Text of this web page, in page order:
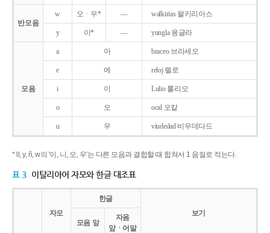
반모음
w 오ㆍ우* ― walkirias 왈키리아스
y 이* ― yungla 융글라
모음
a 아 braceo 브라세오
e 에 reloj 렐로
i 이 Lulio 룰리오
o 오 ocal 오칼
u 우 viudedad 비우데다드
* ll, y, ñ, w의 '이, 니, 오, 우'는 다른 모음과 결합할 때 합쳐서 1 음절로 적는다.
표 3 이탈리아어 자모와 한글 대조표
자모
한글
보기
모음 앞
자음
앞ㆍ어말